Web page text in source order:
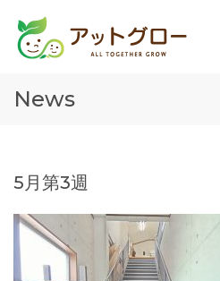
News
5月第3週